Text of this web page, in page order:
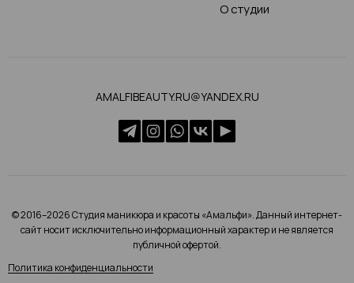
О студии
AMALFIBEAUTY.RU@YANDEX.RU
© 2016–2026 Студия маникюра и красоты «Амальфи». Данный интернет-
сайт носит исключительно информационный характер и не является
публичной офертой.
Политика конфиденциальности